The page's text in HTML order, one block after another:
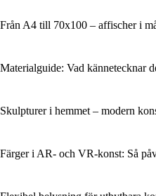
Från A4 till 70x100 – affischer i
Materialguide: Vad kännetecknar
Skulpturer i hemmet – modern
Färger i AR- och VR-konst: Så